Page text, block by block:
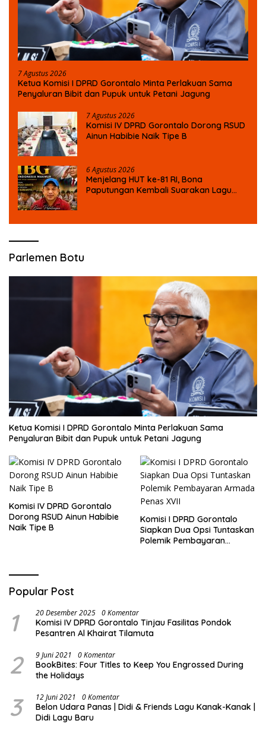
7 Agustus 2026
Ketua Komisi I DPRD Gorontalo Minta Perlakuan Sama
Penyaluran Bibit dan Pupuk untuk Petani Jagung
7 Agustus 2026
Komisi IV DPRD Gorontalo Dorong RSUD
Ainun Habibie Naik Tipe B
6 Agustus 2026
Menjelang HUT ke-81 RI, Bona
Paputungan Kembali Suarakan Lagu
Parlemen Botu
Ketua Komisi I DPRD Gorontalo Minta Perlakuan Sama
Penyaluran Bibit dan Pupuk untuk Petani Jagung
Komisi IV DPRD Gorontalo
Dorong RSUD Ainun Habibie
Naik Tipe B
Komisi I DPRD Gorontalo
Siapkan Dua Opsi Tuntaskan
Polemik Pembayaran
Popular Post
1 20 Desember 2025 0 Komentar
Komisi IV DPRD Gorontalo Tinjau Fasilitas Pondok
Pesantren Al Khairat Tilamuta
2 9 Juni 2021 0 Komentar
BookBites: Four Titles to Keep You Engrossed During
the Holidays
3 12 Juni 2021 0 Komentar
Belon Udara Panas | Didi & Friends Lagu Kanak-Kanak |
Didi Lagu Baru